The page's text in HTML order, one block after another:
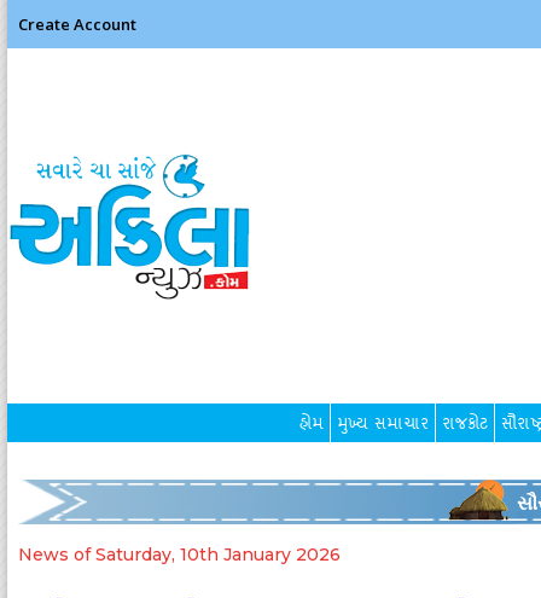
Create Account
હોમ મુખ્ય સમાચાર રાજકોટ
News of Saturday, 10th January 2026